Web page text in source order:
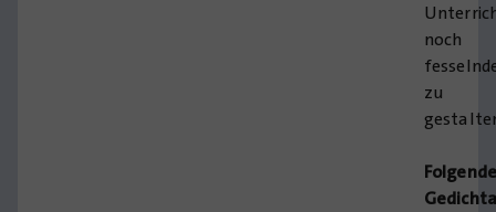
noch
zu